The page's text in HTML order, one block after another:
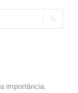
importância.